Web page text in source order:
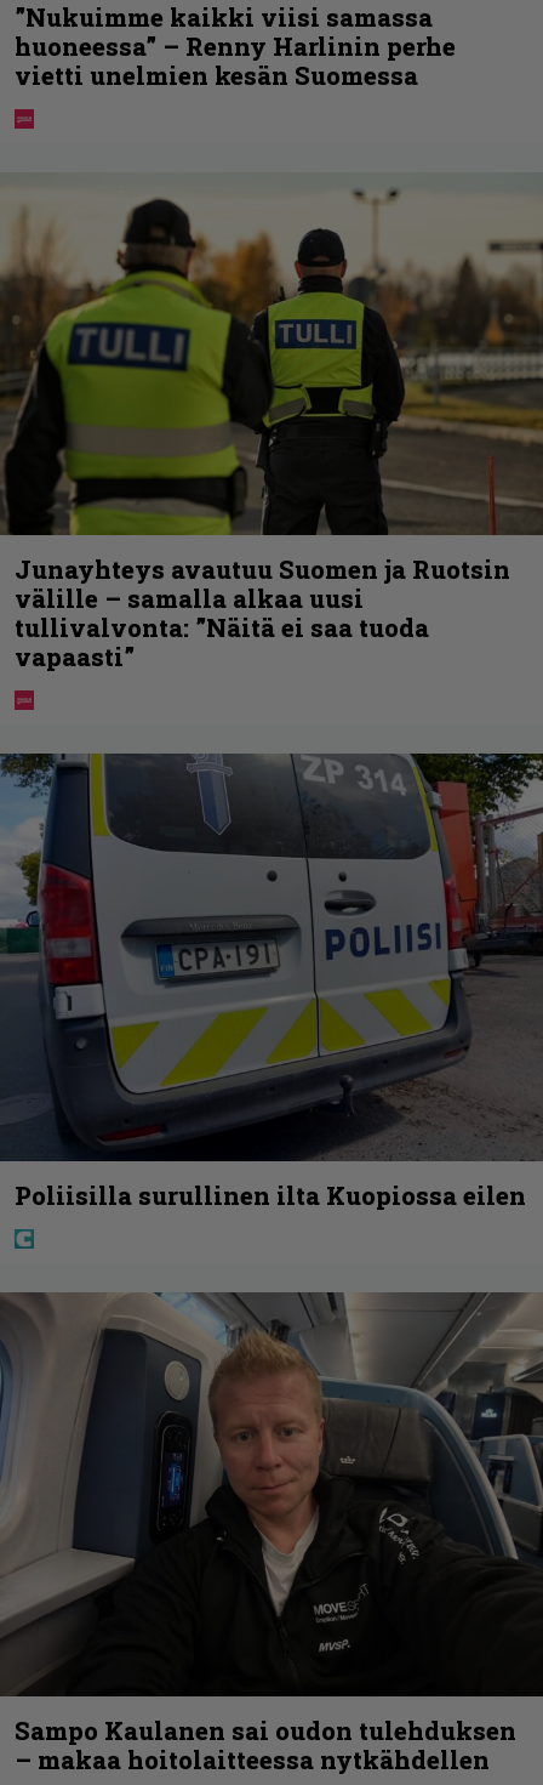
”Nukuimme kaikki viisi samassa
huoneessa” – Renny Harlinin perhe
vietti unelmien kesän Suomessa
Junayhteys avautuu Suomen ja Ruotsin
välille – samalla alkaa uusi
tullivalvonta: ”Näitä ei saa tuoda
vapaasti”
Poliisilla surullinen ilta Kuopiossa eilen
Sampo Kaulanen sai oudon tulehduksen
– makaa hoitolaitteessa nytkähdellen